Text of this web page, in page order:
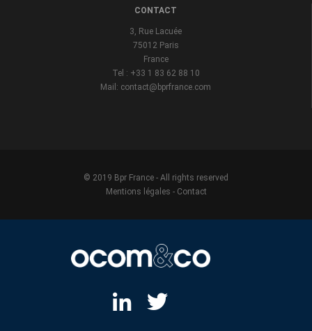
CONTACT
3, Rue Lacuée
75012 Paris
France
Tel : +33 1 83 62 88 10
Mail: contact@bprfrance.com
© 2019 Bpr France - All rights reserved
Mentions légales - Contact